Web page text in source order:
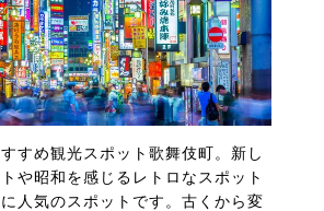
すめ観光スポット歌舞伎町。新し
や昭和を感じるレトロなスポット
人気のスポットです。古くから変